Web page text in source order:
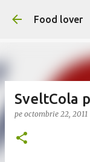
Food lover
SveltCola
pe octombrie 22, 2011